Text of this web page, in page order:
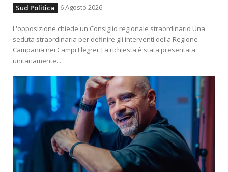
Sud Politica 6 Agosto 2026
L'opposizione chiede un Consiglio regionale straordinario Una
seduta straordinaria per definire gli interventi della Regione
Campania nei Campi Flegrei. La richiesta è stata presentata
unitariamente...